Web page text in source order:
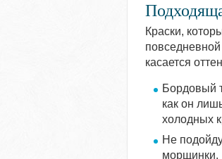
Краски,
касается
Бордовый
как он
холодных
Не
морщинки.